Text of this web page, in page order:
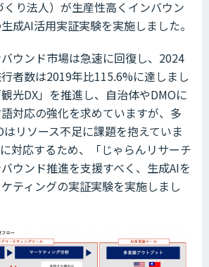
くり法人）が生産性高くインバウン
成AI活用実証実験を実施しました。
ウンド市場は急速に回復し、2024
者数は2019年比115.6%に達しまし
光DX」を推進し、自治体やDMOに
対応の強化を求めていますが、多
はリソース不足に課題を抱えていま
対応するため、「じゃらんリサーチ
ウンド推進を支援すべく、生成AIを
ティングの実証実験を実施しまし